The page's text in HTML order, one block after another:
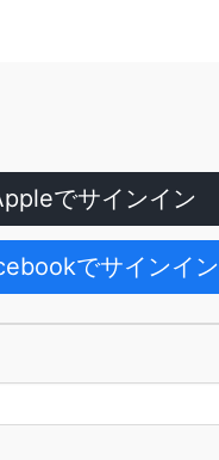
でサインイン
でサインイン